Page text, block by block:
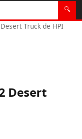
🔍
Truck de HPI
Desert